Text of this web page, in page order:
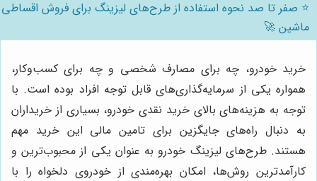
⭐️ صفر تا صد نحوه استفاده از طرح‌های لیزینگ برای فروش اقساطی
ماشین 🚀
خرید خودرو، چه برای مصارف شخصی و چه برای کسب‌وکار،
همواره یکی از سرمایه‌گذاری‌های قابل توجه افراد بوده است. با
توجه به هزینه‌های بالای خرید نقدی خودرو، بسیاری از خریداران
به دنبال راه‌های جایگزین برای تامین مالی این خرید مهم
هستند. طرح‌های لیزینگ خودرو به عنوان یکی از محبوب‌ترین و
کارآمدترین روش‌ها، امکان بهره‌مندی از خودروی دلخواه را با